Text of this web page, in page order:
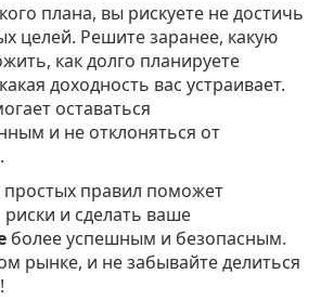
плана, вы рискуете не достичь
целей. Решите заранее, какую
как долго планируете
доходность вас устраивает.
оставаться
и не отклоняться от
правил поможет
и сделать ваше
более успешным и безопасным.
рынке, и не забывайте делиться